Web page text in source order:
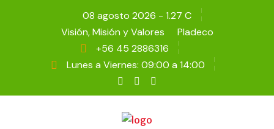
08 agosto 2026 - 1.27 C
Visión, Misión y Valores
Pladeco
+56 45 2886316
Lunes a Viernes: 09:00 a 14:00